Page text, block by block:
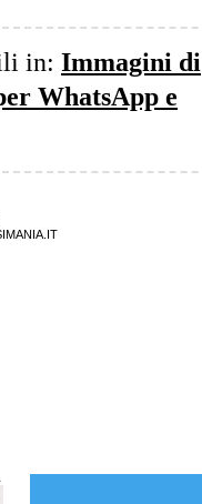
in: Immagini di
WhatsApp e